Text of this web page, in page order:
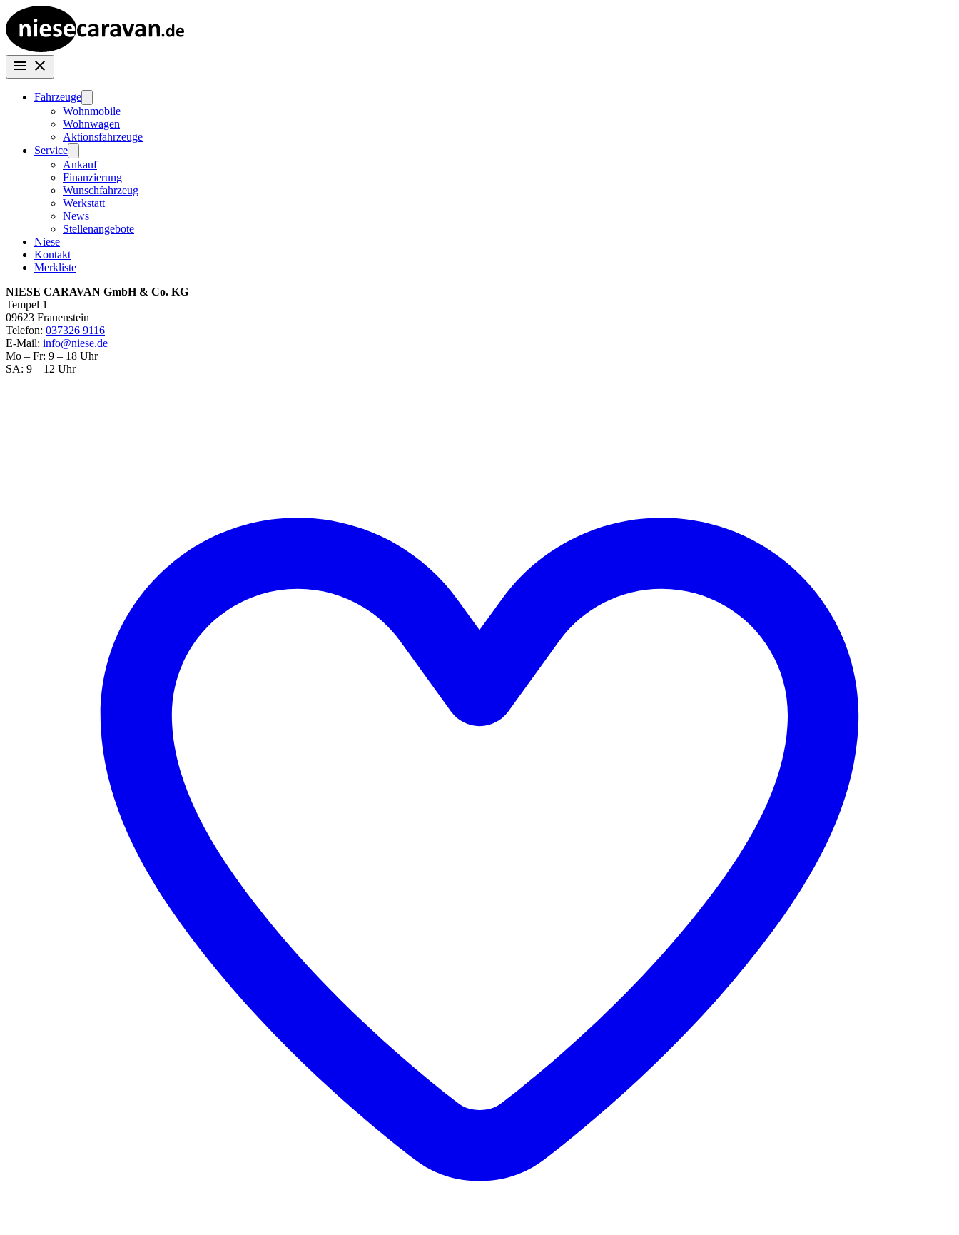
Fahrzeuge
Wohnmobile
Wohnwagen
Aktionsfahrzeuge
Service
Ankauf
Finanzierung
Wunschfahrzeug
Werkstatt
News
Stellenangebote
Niese
Kontakt
Merkliste
NIESE CARAVAN GmbH & Co. KG
Tempel 1
09623 Frauenstein
Telefon: 037326 9116
E-Mail: info@niese.de
Mo – Fr: 9 – 18 Uhr
SA: 9 – 12 Uhr